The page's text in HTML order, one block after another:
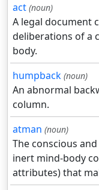
act (noun)
A legal document
deliberations of a
body.
humpback (noun)
An abnormal
column.
atman (noun)
The conscious
inert mind-body
attributes) that